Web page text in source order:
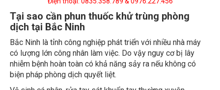
Tại sao cần phun thuốc khử trùng phòng
dịch tại Bắc Ninh
Bắc Ninh là tỉnh công nghiệp phát triển với nhiều nhà máy
có lượng lớn công nhân làm việc. Do vậy nguy cơ bị lây
nhiễm bệnh hoàn toàn có khả năng sảy ra nếu không có
biện pháp phòng dịch quyết liệt.
Vệ sinh cá nhân, rửa tay sát khuẩn tay thường xuyên